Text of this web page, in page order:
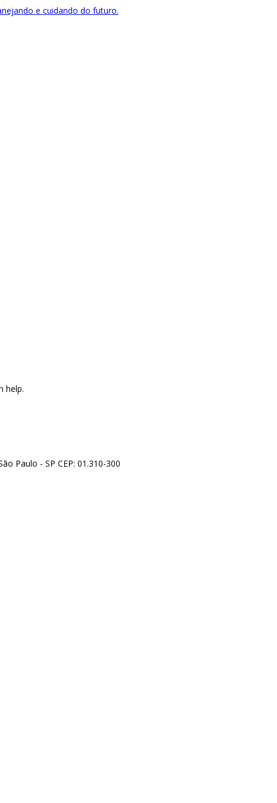
help.
Paulo - SP CEP: 01.310-300